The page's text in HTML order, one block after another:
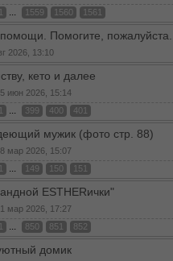
1 ... 1559 1560 1561
Помогите, пожалуйста...
2026, 13:10
кето и далее
июн 2026, 15:14
1 ... 399 400 401
мужик (фото стр. 88)
мар 2026, 15:07
1 ... 149 150 151
ESTHERички"
мар 2026, 17:27
1 ... 850 851 852
домик